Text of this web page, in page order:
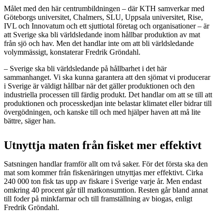
Målet med den här centrumbildningen – där KTH samverkar med
Göteborgs universitet, Chalmers, SLU, Uppsala universitet, Rise,
IVL och Innovatum och ett sjuttiotal företag och organisationer – är
att Sverige ska bli världsledande inom hållbar produktion av mat
från sjö och hav. Men det handlar inte om att bli världsledande
volymmässigt, konstaterar Fredrik Gröndahl.
– Sverige ska bli världsledande på hållbarhet i det här
sammanhanget. Vi ska kunna garantera att den sjömat vi producerar
i Sverige är väldigt hållbar när det gäller produktionen och den
industriella processen till färdig produkt. Det handlar om att se till att
produktionen och processkedjan inte belastar klimatet eller bidrar till
övergödningen, och kanske till och med hjälper haven att må lite
bättre, säger han.
Utnyttja maten från fisket mer effektivt
Satsningen handlar framför allt om två saker. För det första ska den
mat som kommer från fiskenäringen utnyttjas mer effektivt. Cirka
240 000 ton fisk tas upp av fiskare i Sverige varje år. Men endast
omkring 40 procent går till matkonsumtion. Resten går bland annat
till foder på minkfarmar och till framställning av biogas, enligt
Fredrik Gröndahl.